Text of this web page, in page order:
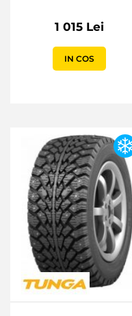
1 015 Lei
IN COS